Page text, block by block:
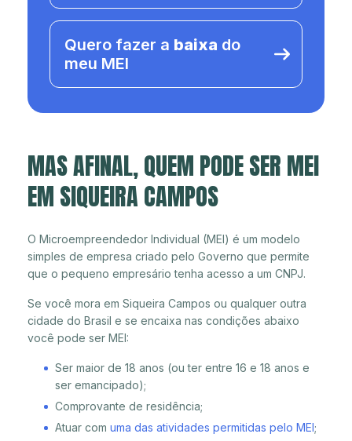
Quero fazer a baixa do
meu MEI
MAS AFINAL, QUEM PODE SER MEI
EM SIQUEIRA CAMPOS
O Microempreendedor Individual (MEI) é um modelo
simples de empresa criado pelo Governo que permite
que o pequeno empresário tenha acesso a um CNPJ.
Se você mora em Siqueira Campos ou qualquer outra
cidade do Brasil e se encaixa nas condições abaixo
você pode ser MEI:
Ser maior de 18 anos (ou ter entre 16 e 18 anos e
ser emancipado);
Comprovante de residência;
Atuar com uma das atividades permitidas pelo MEI;